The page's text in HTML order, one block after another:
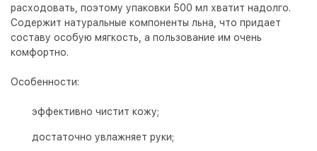
расходовать, поэтому упаковки 500 мл хватит надолго.
Содержит натуральные компоненты льна, что придает
составу особую мягкость, а пользование им очень
комфортно.
Особенности:
эффективно чистит кожу;
достаточно увлажняет руки;